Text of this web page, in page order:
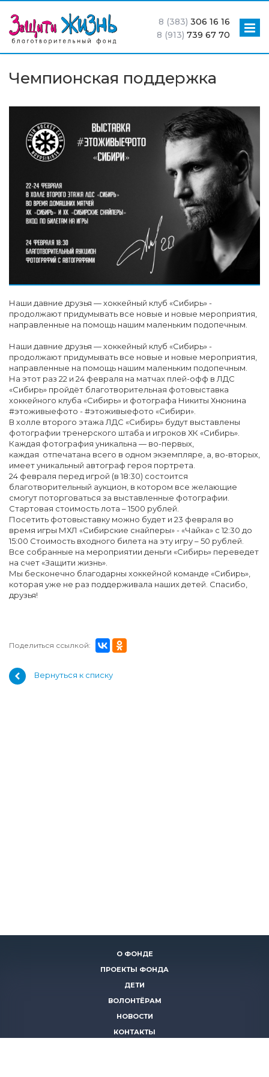
8 (383) 306 16 16
8 (913) 739 67 70
Чемпионская поддержка
Наши давние друзья — хоккейный клуб «Сибирь» -
продолжают придумывать все новые и новые мероприятия,
направленные на помощь нашим маленьким подопечным.
Наши давние друзья — хоккейный клуб «Сибирь» -
продолжают придумывать все новые и новые мероприятия,
направленные на помощь нашим маленьким подопечным.
На этот раз 22 и 24 февраля на матчах плей-офф в ЛДС
«Сибирь» пройдёт благотворительная фотовыставка
хоккейного клуба «Сибирь» и фотографа Никиты Хнюнина
‪#‎этоживыефото‬ - #этоживыефото «Сибири».
В холле второго этажа ЛДС «Сибирь» будут выставлены
фотографии тренерского штаба и игроков ХК «Сибирь».
Каждая фотография уникальна — во-первых,
каждая отпечатана всего в одном экземпляре, а, во-вторых,
имеет уникальный автограф героя портрета.
24 февраля перед игрой (в 18:30) состоится
благотворительный аукцион, в котором все желающие
смогут поторговаться за выставленные фотографии.
Стартовая стоимость лота – 1500 рублей.
Посетить фотовыставку можно будет и 23 февраля во
время игры МХЛ «Сибирские снайперы» - «Чайка» с 12:30 до
15:00 Стоимость входного билета на эту игру – 50 рублей.
Все собранные на мероприятии деньги «Сибирь» переведет
на счет «Защити жизнь».
Мы бесконечно благодарны хоккейной команде «Сибирь»,
которая уже не раз поддерживала наших детей. Спасибо,
друзья!
Поделиться ссылкой:
Вернуться к списку
О ФОНДЕ
ПРОЕКТЫ ФОНДА
ДЕТИ
ВОЛОНТЁРАМ
НОВОСТИ
КОНТАКТЫ